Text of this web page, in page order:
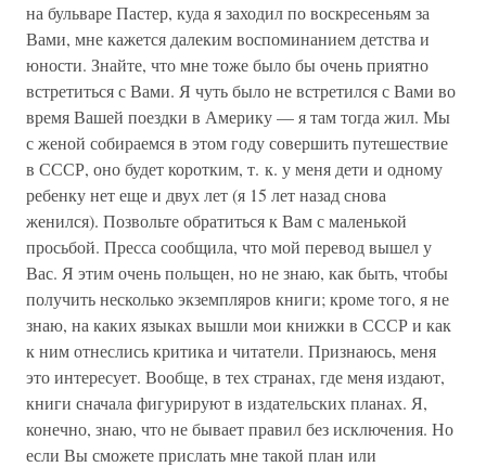
на бульваре Пастер, куда я заходил по воскресеньям за
Вами, мне кажется далеким воспоминанием детства и
юности. Знайте, что мне тоже было бы очень приятно
встретиться с Вами. Я чуть было не встретился с Вами во
время Вашей поездки в Америку — я там тогда жил. Мы
с женой собираемся в этом году совершить путешествие
в СССР, оно будет коротким, т. к. у меня дети и одному
ребенку нет еще и двух лет (я 15 лет назад снова
женился). Позвольте обратиться к Вам с маленькой
просьбой. Пресса сообщила, что мой перевод вышел у
Вас. Я этим очень польщен, но не знаю, как быть, чтобы
получить несколько экземпляров книги; кроме того, я не
знаю, на каких языках вышли мои книжки в СССР и как
к ним отнеслись критика и читатели. Признаюсь, меня
это интересует. Вообще, в тех странах, где меня издают,
книги сначала фигурируют в издательских планах. Я,
конечно, знаю, что не бывает правил без исключения. Но
если Вы сможете прислать мне такой план или